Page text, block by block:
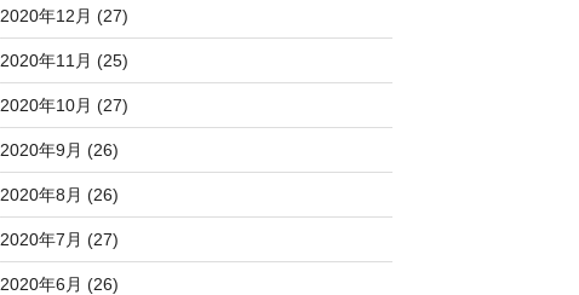
2020年12月 (27)
2020年11月 (25)
2020年10月 (27)
2020年9月 (26)
2020年8月 (26)
2020年7月 (27)
2020年6月 (26)